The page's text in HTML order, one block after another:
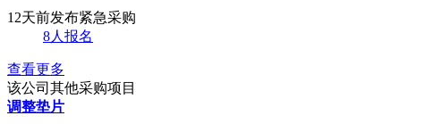
12天前发布紧急采购
8人报名
查看更多
该公司其他采购项目
调整垫片